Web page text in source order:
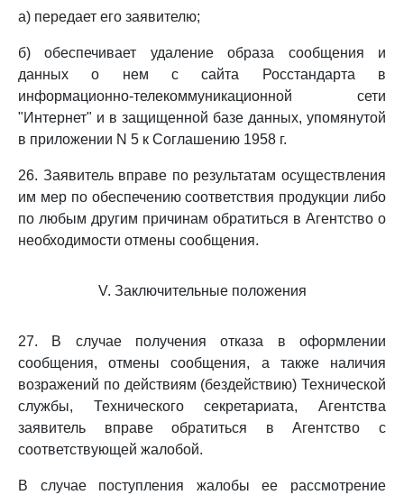
а) передает его заявителю;
б) обеспечивает удаление образа сообщения и
данных о нем с сайта Росстандарта в
информационно-телекоммуникационной сети
"Интернет" и в защищенной базе данных, упомянутой
в приложении N 5 к Соглашению 1958 г.
26. Заявитель вправе по результатам осуществления
им мер по обеспечению соответствия продукции либо
по любым другим причинам обратиться в Агентство о
необходимости отмены сообщения.
V. Заключительные положения
27. В случае получения отказа в оформлении
сообщения, отмены сообщения, а также наличия
возражений по действиям (бездействию) Технической
службы, Технического секретариата, Агентства
заявитель вправе обратиться в Агентство с
соответствующей жалобой.
В случае поступления жалобы ее рассмотрение